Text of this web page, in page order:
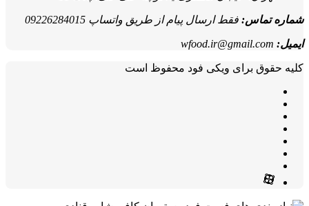
شماره تماس: فقط ارسال پیام از طریق واتساپ 09226284015
ایمیل: wfood.ir@gmail.com
کلیه حقوق برای ویکی فود محفوظ است